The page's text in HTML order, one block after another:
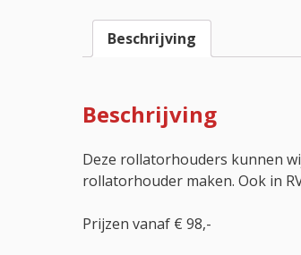
Beschrijving
Beschrijving
Deze rollatorhouders kunnen
rollatorhouder maken. Ook in
Prijzen vanaf € 98,-